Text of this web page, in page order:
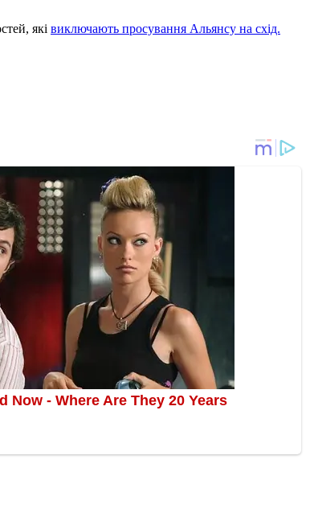
які виключають просування Альянсу на cхід.